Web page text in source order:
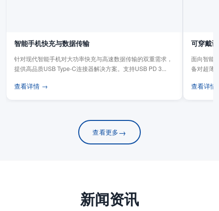
智能手机快充与数据传输
针对现代智能手机对大功率快充与高速数据传输的双重需求，
提供高品质USB Type-C连接器解决方案。支持USB PD 3...
查看详情 →
可穿戴
面向智能
备对超薄
查看详
查看更多→
新闻资讯